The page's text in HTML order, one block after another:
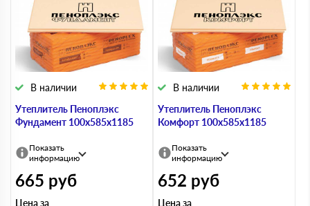
Утеплитель Пеноплэкс
Фундамент 100х585х1185
В наличии
Показать
информацию
665 руб
Цена за
Утеплитель Пеноплэкс
Комфорт 100х585х1185
В наличии
Показать
информацию
652 руб
Цена за